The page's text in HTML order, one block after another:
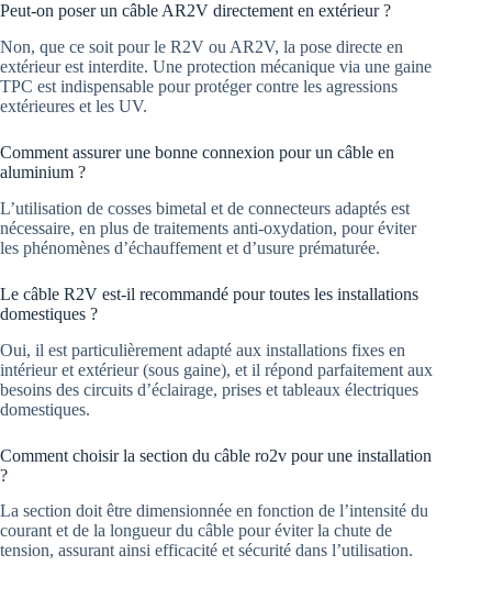
Peut-on poser un câble AR2V directement en extérieur ?
Non, que ce soit pour le R2V ou AR2V, la pose directe en
extérieur est interdite. Une protection mécanique via une gaine
TPC est indispensable pour protéger contre les agressions
extérieures et les UV.
Comment assurer une bonne connexion pour un câble en
aluminium ?
L’utilisation de cosses bimetal et de connecteurs adaptés est
nécessaire, en plus de traitements anti-oxydation, pour éviter
les phénomènes d’échauffement et d’usure prématurée.
Le câble R2V est-il recommandé pour toutes les installations
domestiques ?
Oui, il est particulièrement adapté aux installations fixes en
intérieur et extérieur (sous gaine), et il répond parfaitement aux
besoins des circuits d’éclairage, prises et tableaux électriques
domestiques.
Comment choisir la section du câble ro2v pour une installation
?
La section doit être dimensionnée en fonction de l’intensité du
courant et de la longueur du câble pour éviter la chute de
tension, assurant ainsi efficacité et sécurité dans l’utilisation.